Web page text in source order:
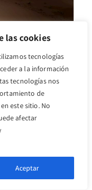
las cookies
tecnologías
a la información
tecnologías nos
de
este sitio. No
afectar
Aceptar
esta vez más
y con las pilas
pusimos rumbo a
nuevas aldeas y